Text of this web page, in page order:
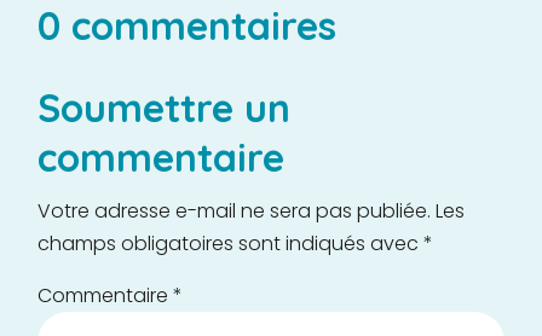
0 commentaires
Soumettre un
commentaire
Votre adresse e-mail ne sera pas publiée. Les
champs obligatoires sont indiqués avec*
Commentaire*